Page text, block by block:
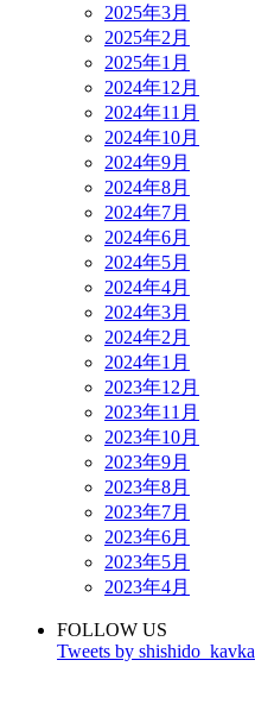
2025年3月
2025年2月
2025年1月
2024年12月
2024年11月
2024年10月
2024年9月
2024年8月
2024年7月
2024年6月
2024年5月
2024年4月
2024年3月
2024年2月
2024年1月
2023年12月
2023年11月
2023年10月
2023年9月
2023年8月
2023年7月
2023年6月
2023年5月
2023年4月
FOLLOW US
Tweets by shishido_kavka